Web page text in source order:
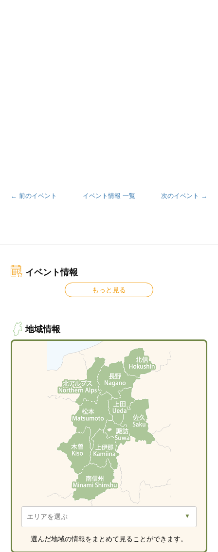
← 前のイベント 次のイベント →
イベント情報 一覧
イベント情報
もっと見る
地域情報
選んだ地域の情報をまとめて見ることができます。